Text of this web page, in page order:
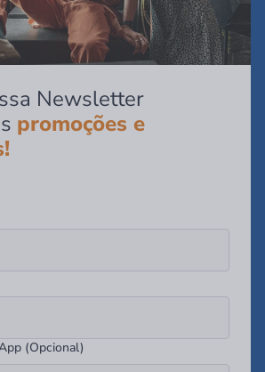
Newsletter
promoções e
(Opcional)